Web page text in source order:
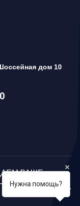
дом 10
ВАШЕ
ОТЛИЧАТЬСЯ.
Нужна помощь?